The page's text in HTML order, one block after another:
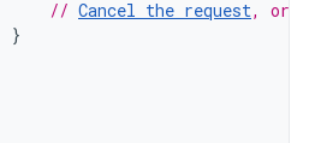
// Cancel the request, or
}